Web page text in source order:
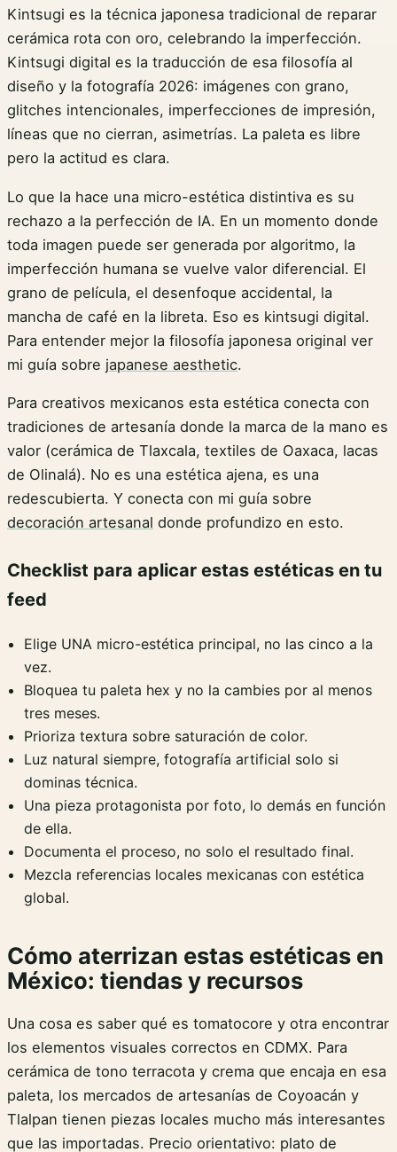
Kintsugi es la técnica japonesa tradicional de reparar
cerámica rota con oro, celebrando la imperfección.
Kintsugi digital es la traducción de esa filosofía al
diseño y la fotografía 2026: imágenes con grano,
glitches intencionales, imperfecciones de impresión,
líneas que no cierran, asimetrías. La paleta es libre
pero la actitud es clara.
Lo que la hace una micro-estética distintiva es su
rechazo a la perfección de IA. En un momento donde
toda imagen puede ser generada por algoritmo, la
imperfección humana se vuelve valor diferencial. El
grano de película, el desenfoque accidental, la
mancha de café en la libreta. Eso es kintsugi digital.
Para entender mejor la filosofía japonesa original ver
mi guía sobre japanese aesthetic.
Para creativos mexicanos esta estética conecta con
tradiciones de artesanía donde la marca de la mano es
valor (cerámica de Tlaxcala, textiles de Oaxaca, lacas
de Olinalá). No es una estética ajena, es una
redescubierta. Y conecta con mi guía sobre
decoración artesanal donde profundizo en esto.
Checklist para aplicar estas estéticas en tu
feed
Elige UNA micro-estética principal, no las cinco a la
vez.
Bloquea tu paleta hex y no la cambies por al menos
tres meses.
Prioriza textura sobre saturación de color.
Luz natural siempre, fotografía artificial solo si
dominas técnica.
Una pieza protagonista por foto, lo demás en función
de ella.
Documenta el proceso, no solo el resultado final.
Mezcla referencias locales mexicanas con estética
global.
Cómo aterrizan estas estéticas en
México: tiendas y recursos
Una cosa es saber qué es tomatocore y otra encontrar
los elementos visuales correctos en CDMX. Para
cerámica de tono terracota y crema que encaja en esa
paleta, los mercados de artesanías de Coyoacán y
Tlalpan tienen piezas locales mucho más interesantes
que las importadas. Precio orientativo: plato de